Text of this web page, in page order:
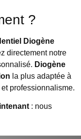
?
Diogène
directement notre
Diogène
la plus adaptée à
professionnalisme.
: nous